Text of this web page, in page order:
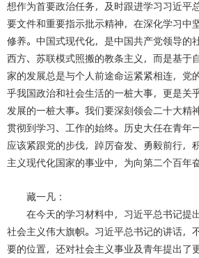
想作为首要政治任务，及时跟进学习习近平
要文件和重要指示批示精神，在深化学习中
修养。中国式现代化，是中国共产党领导的
西方、苏联模式照搬的教条主义，而是基于
家的发展总是与个人前途命运紧紧相连，党
乎我国政治和社会生活的一桩大事，更是关
发展的一桩大事。我们要深刻领会二十大精
贯彻到学习、工作的始终。历史大任在青年
应该紧跟党的步伐，踔厉奋发、勇毅前行，
主义现代化国家的事业中，为向第二个百年
藏一凡：
在今天的学习材料中，习近平总书记提
社会主义伟大旗帜。习近平总书记的讲话，
要的位置，还对社会主义事业及青年提出了